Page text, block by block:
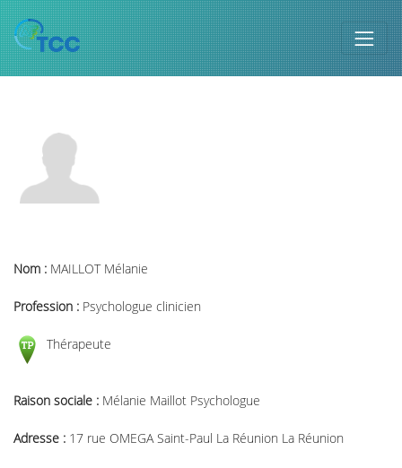
Nom : MAILLOT Mélanie
Profession : Psychologue clinicien
Thérapeute
Raison sociale : Mélanie Maillot Psychologue
Adresse : 17 rue OMEGA Saint-Paul La Réunion La Réunion